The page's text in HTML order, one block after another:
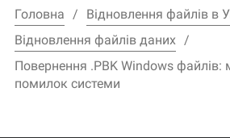
Головна
Відновлення файлів в
Відновлення файлів даних
Повернення .PBK Windows файлів:
помилок системи